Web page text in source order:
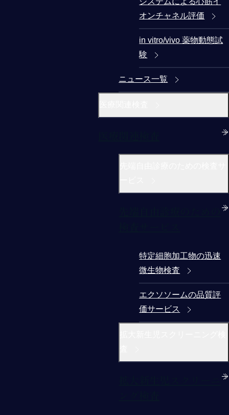
オンチャネル評価
in vitro/vivo 薬物動態試
験
ニュース一覧
特定細胞加工物の迅速
微生物検査
エクソソームの品質評
価サービス